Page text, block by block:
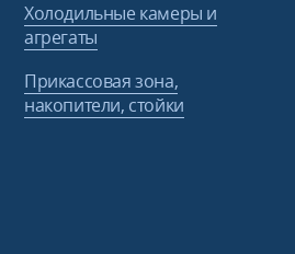
Холодильные камеры и
агрегаты
Прикассовая зона,
накопители, стойки